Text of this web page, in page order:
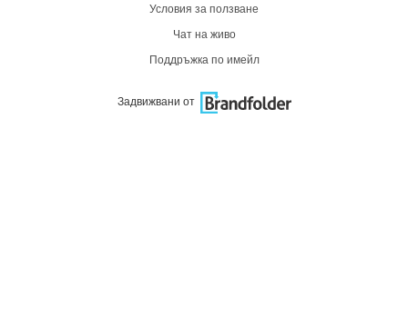
Условия за ползване
Чат на живо
Поддръжка по имейл
Задвижвани от